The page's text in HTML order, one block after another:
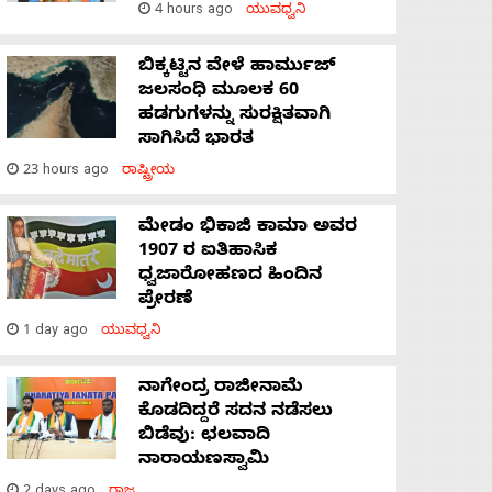
4 hours ago ಯುವಧ್ವನಿ
ಬಿಕ್ಕಟ್ಟಿನ ವೇಳೆ ಹಾರ್ಮುಜ್
ಜಲಸಂಧಿ ಮೂಲಕ 60
ಹಡಗುಗಳನ್ನು ಸುರಕ್ಷಿತವಾಗಿ
ಸಾಗಿಸಿದೆ ಭಾರತ
23 hours ago ರಾಷ್ಟ್ರೀಯ
ಮೇಡಂ ಭಿಕಾಜಿ ಕಾಮಾ ಅವರ
1907 ರ ಐತಿಹಾಸಿಕ
ಧ್ವಜಾರೋಹಣದ ಹಿಂದಿನ
ಪ್ರೇರಣೆ
1 day ago ಯುವಧ್ವನಿ
ನಾಗೇಂದ್ರ ರಾಜೀನಾಮೆ
ಕೊಡದಿದ್ದರೆ ಸದನ ನಡೆಸಲು
ಬಿಡೆವು: ಛಲವಾದಿ
ನಾರಾಯಣಸ್ವಾಮಿ